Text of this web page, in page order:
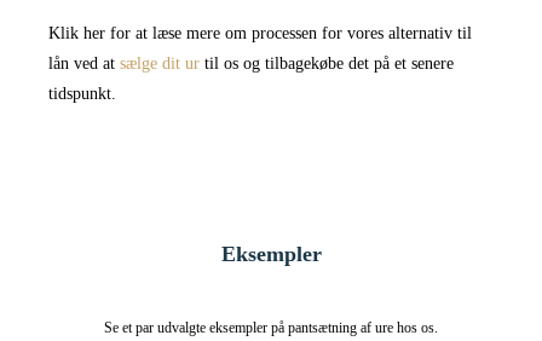
Klik her for at læse mere om processen for vores alternativ til
lån ved at sælge dit ur til os og tilbagekøbe det på et senere
tidspunkt.
Eksempler
Se et par udvalgte eksempler på pantsætning af ure hos os.